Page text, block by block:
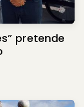
pretende